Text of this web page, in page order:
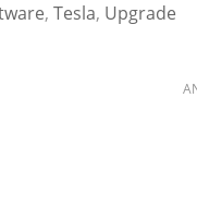
, Tesla, Upgrade